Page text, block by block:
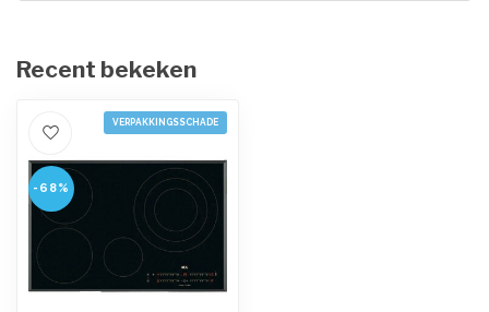
Recent bekeken
VERPAKKINGSSCHADE
-68%